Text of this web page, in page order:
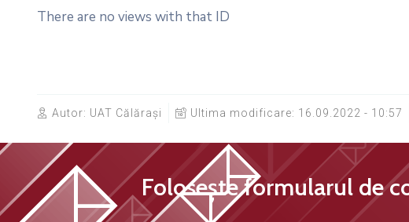
There are no views with that ID
Autor: UAT Călărași Ultima modificare: 16.09.2022 - 10:57
Folosește formularul de